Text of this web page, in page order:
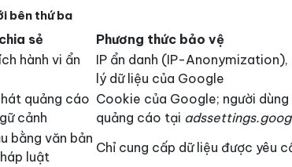
bên thứ ba
sẻ
Phương thức bảo vệ
hành vi ẩn
IP ẩn danh (IP-
lý dữ liệu của Google
quảng cáo
cảnh
Cookie của Google; người
quảng cáo tại
bằng văn bản
luật
Chỉ cung cấp dữ liệu được yêu